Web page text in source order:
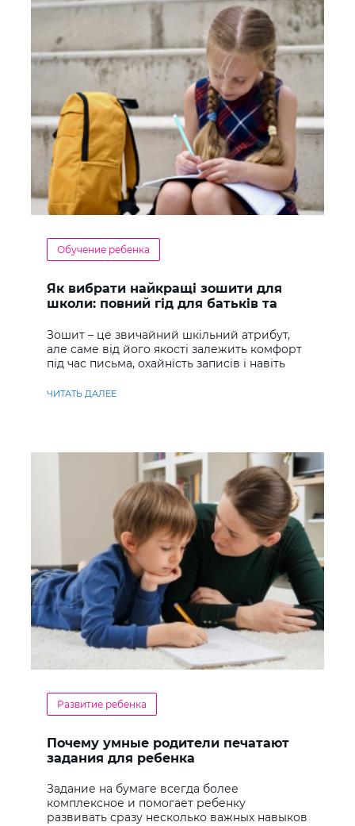
Обучение ребенка
Як вибрати найкращі зошити для
школи: повний гід для батьків та
Зошит – це звичайний шкільний атрибут,
але саме від його якості залежить комфорт
під час письма, охайність записів і навіть
ЧИТАТЬ ДАЛЕЕ
Развитие ребенка
Почему умные родители печатают
задания для ребенка
Задание на бумаге всегда более
комплексное и помогает ребенку
развивать сразу несколько важных навыков